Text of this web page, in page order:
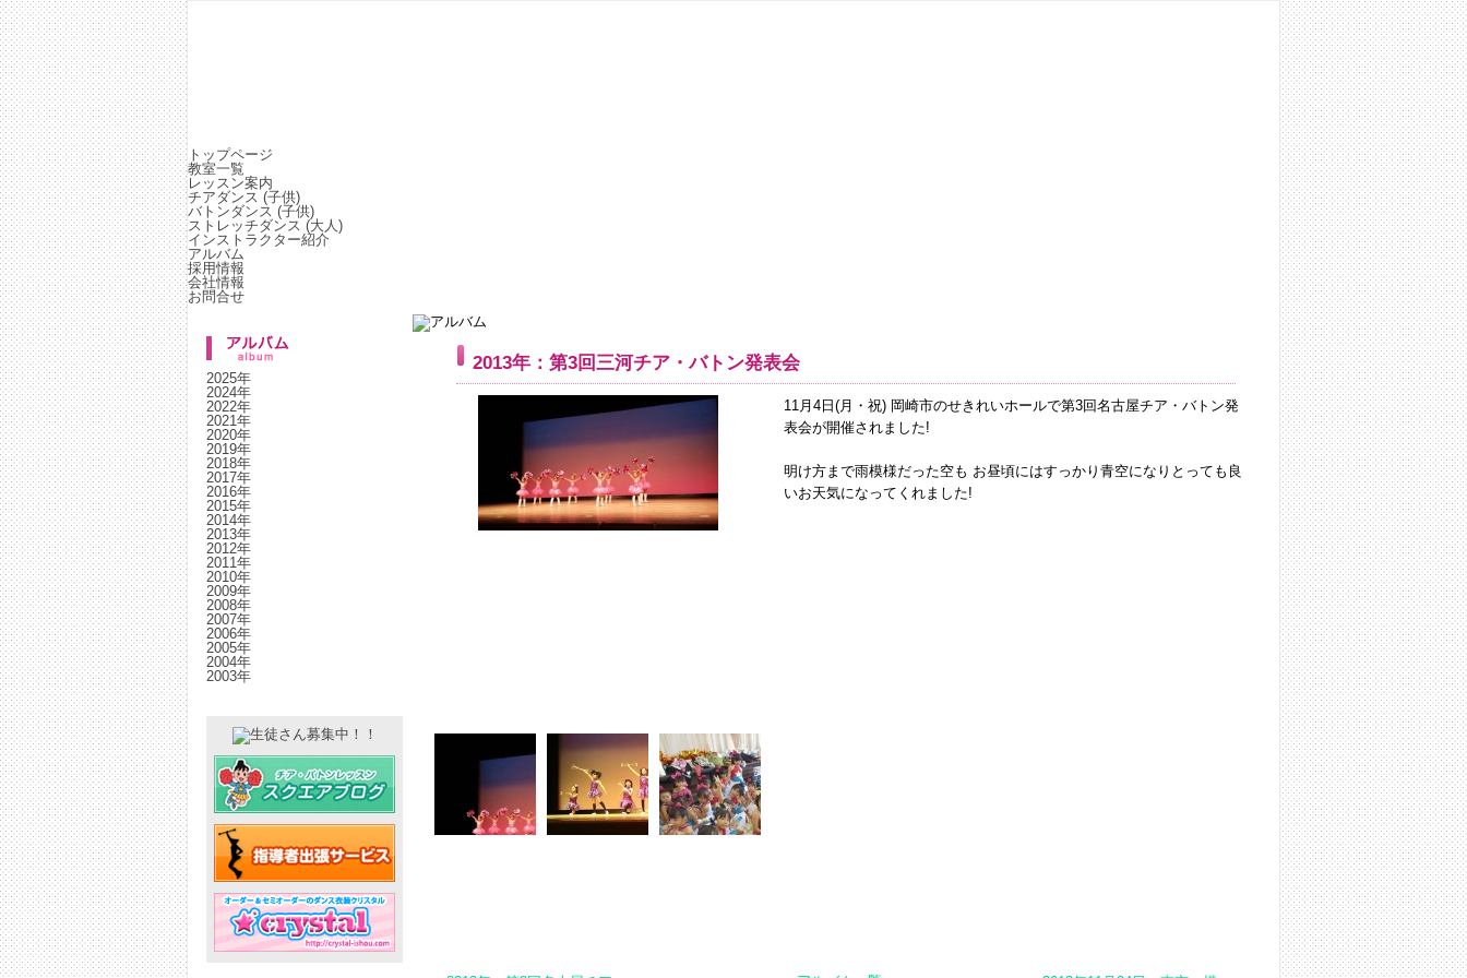
トップページ
教室一覧
レッスン案内
チアダンス (子供)
バトンダンス (子供)
ストレッチダンス (大人)
インストラクター紹介
アルバム
採用情報
会社情報
お問合せ
2013年：第3回三河チア・バトン発表会
11月4日(月・祝) 岡崎市のせきれいホールで第3回名古屋チア・バトン発
表会が開催されました!
明け方まで雨模様だった空も お昼頃にはすっかり青空になりとっても良
いお天気になってくれました!
2025年
2024年
2022年
2021年
2020年
2019年
2018年
2017年
2016年
2015年
2014年
2013年
2012年
2011年
2010年
2009年
2008年
2007年
2006年
2005年
2004年
2003年